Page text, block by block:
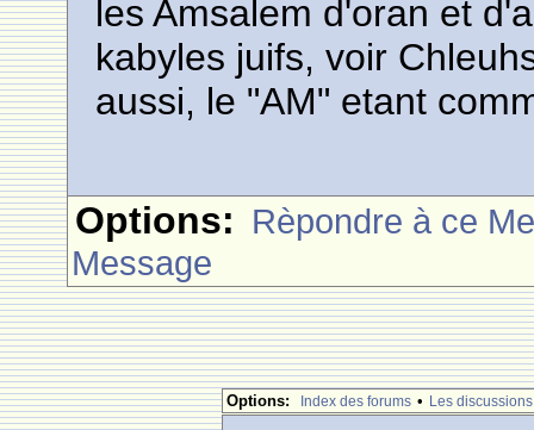
les Amsalem d'oran et
kabyles juifs, voir
aussi, le "AM" etant
Options: Rèpondre à ce
Message
Options: Index des forums • Les discussions